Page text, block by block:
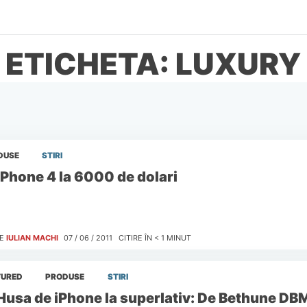
ETICHETA: LUXURY
STIRI
4 la 6000 de dolari
IULIAN MACHI 07 / 06 / 2011 CITIRE ÎN < 1 MINUT
PRODUSE STIRI
de iPhone la superlativ: De Bethune